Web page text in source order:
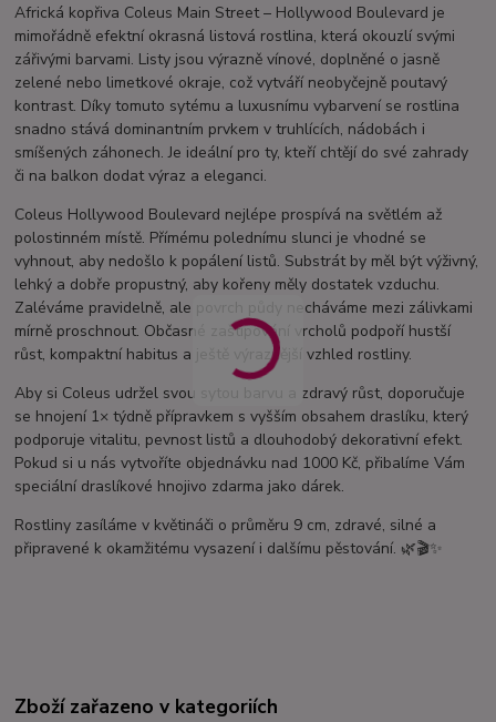
Africká kopřiva Coleus Main Street – Hollywood Boulevard je
mimořádně efektní okrasná listová rostlina, která okouzlí svými
zářivými barvami. Listy jsou výrazně vínové, doplněné o jasně
zelené nebo limetkové okraje, což vytváří neobyčejně poutavý
kontrast. Díky tomuto sytému a luxusnímu vybarvení se rostlina
snadno stává dominantním prvkem v truhlících, nádobách i
smíšených záhonech. Je ideální pro ty, kteří chtějí do své zahrady
či na balkon dodat výraz a eleganci.
Coleus Hollywood Boulevard nejlépe prospívá na světlém až
polostinném místě. Přímému polednímu slunci je vhodné se
vyhnout, aby nedošlo k popálení listů. Substrát by měl být výživný,
lehký a dobře propustný, aby kořeny měly dostatek vzduchu.
Zaléváme pravidelně, ale povrch půdy necháváme mezi zálivkami
mírně proschnout. Občasné zaštipování vrcholů podpoří hustší
růst, kompaktní habitus a ještě výraznější vzhled rostliny.
Aby si Coleus udržel svou sytou barvu a zdravý růst, doporučuje
se hnojení 1× týdně přípravkem s vyšším obsahem draslíku, který
podporuje vitalitu, pevnost listů a dlouhodobý dekorativní efekt.
Pokud si u nás vytvoříte objednávku nad 1000 Kč, přibalíme Vám
speciální draslíkové hnojivo zdarma jako dárek.
Rostliny zasíláme v květináči o průměru 9 cm, zdravé, silné a
připravené k okamžitému vysazení i dalšímu pěstování. 🌿🎬✨
Zboží zařazeno v kategoriích